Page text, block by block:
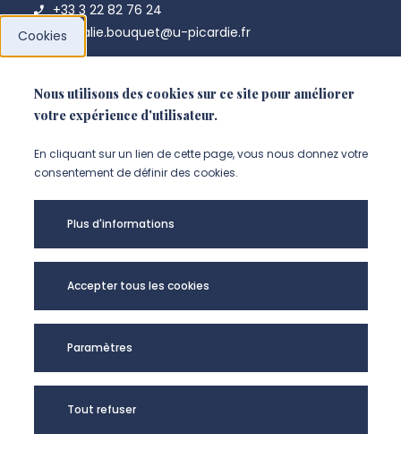
+33 3 22 82 76 24
nathalie.bouquet@u-picardie.fr
NOUS CONTACTER
LPMC - UR UPJV
2081 @2024
Cookies
Nous utilisons des cookies sur ce site pour améliorer
votre expérience d'utilisateur.
En cliquant sur un lien de cette page, vous nous donnez votre
consentement de définir des cookies.
Plus d'informations
Accepter tous les cookies
Paramètres
Tout refuser